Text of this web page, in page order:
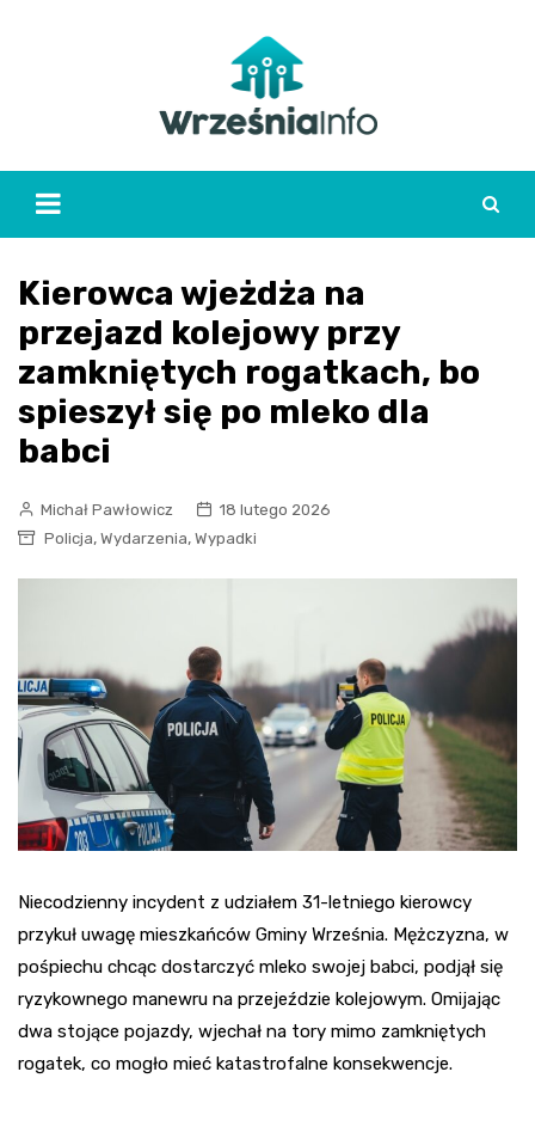
Kierowca wjeżdża na
przejazd kolejowy przy
zamkniętych rogatkach, bo
spieszył się po mleko dla
babci
Michał Pawłowicz
18 lutego 2026
Policja, Wydarzenia, Wypadki
Niecodzienny incydent z udziałem 31-letniego kierowcy
przykuł uwagę mieszkańców Gminy Września. Mężczyzna, w
pośpiechu chcąc dostarczyć mleko swojej babci, podjął się
ryzykownego manewru na przejeździe kolejowym. Omijając
dwa stojące pojazdy, wjechał na tory mimo zamkniętych
rogatek, co mogło mieć katastrofalne konsekwencje.